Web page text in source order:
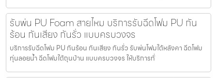
รับพ่น PU Foam สายไหม บริการรับฉีดโฟม PU กัน
ร้อน กันเสียง กันรั่ว แบบครบวงจร
บริการรับฉีดโฟม PU กันร้อน กันเสียง กันรั่ว รับพ่นโฟมใต้หลังคา ฉีดโฟม
ทุ่นลอยน้ำ ฉีดโฟมใต้ถุนบ้าน แบบครบวงจร ให้บริการทั่